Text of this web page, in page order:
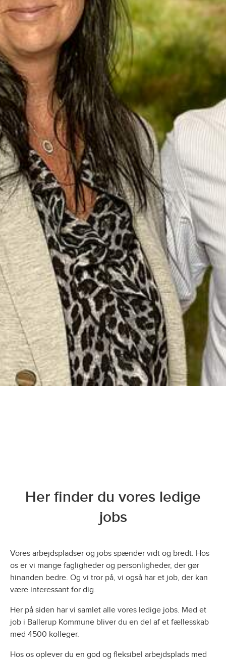
Her finder du vores ledige
jobs
Vores arbejdspladser og jobs spænder vidt og bredt. Hos
os er vi mange fagligheder og personligheder, der gør
hinanden bedre. Og vi tror på, vi også har et job, der kan
være interessant for dig.
Her på siden har vi samlet alle vores ledige jobs. Med et
job i Ballerup Kommune bliver du en del af et fællesskab
med 4500 kolleger.
Hos os oplever du en god og fleksibel arbejdsplads med